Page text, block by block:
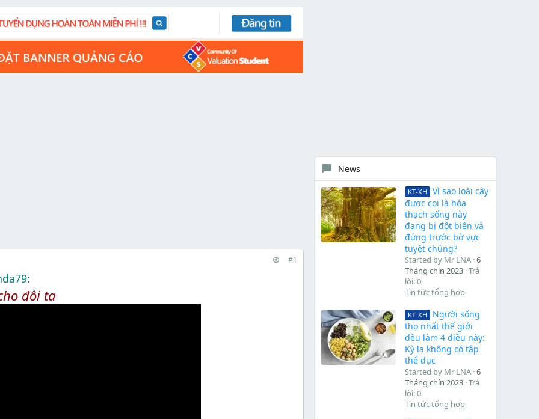
#1
đôi ta
News
KT-XH
Vì sao loài cây
được coi là hóa
thạch sống này
đang bị đột biến và
đứng trước bờ vực
tuyệt chủng?
Started by Mr LNA 6
Tháng chín 2023 Trả
lời: 0
Tin tức tổng hợp
KT-XH
Người sống
thọ nhất thế giới
đều làm 4 điều này:
Kỳ lạ không có tập
thể dục
Started by Mr LNA 6
Tháng chín 2023 Trả
lời: 0
Tin tức tổng hợp